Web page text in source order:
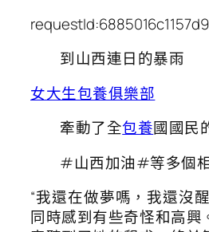
到山西連日的暴雨
女大生包養俱樂部
牽動了全包養國國民
#山西加油#等多個
“我還在做夢嗎，我還沒
同時感到有些奇怪和高興